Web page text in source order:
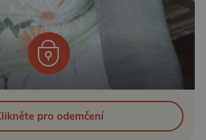
pro odemčení